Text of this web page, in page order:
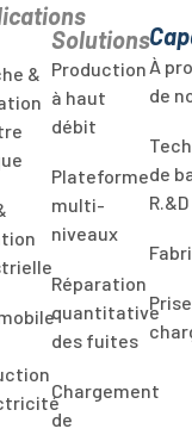
&
Solutions
Production
à haut
débit
Plateforme
multi-
niveaux
Réparation
quantitative
des fuites
Chargement
de
À
de
de
R.&D